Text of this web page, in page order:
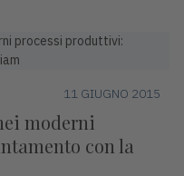
11 GIUGNO 2015
moderni
con la